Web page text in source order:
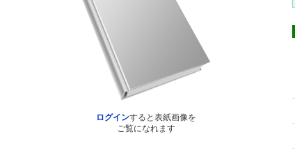
ログインすると表紙画像を
ご覧になれます